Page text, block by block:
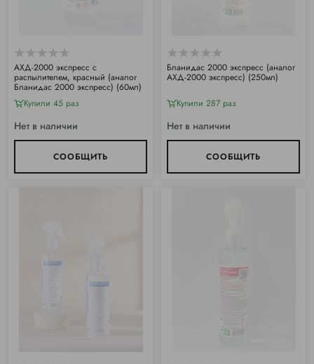
АХД-2000 экспресс с
распылителем, красный (аналог
Бланидас 2000 экспресс) (60мл)
Купили 45 раз
Нет в наличии
СООБЩИТЬ
Бланидас 2000 экспресс (аналог
АХД-2000 экспресс) (250мл)
Купили 287 раз
Нет в наличии
СООБЩИТЬ